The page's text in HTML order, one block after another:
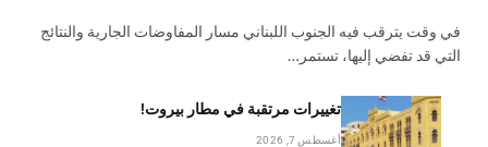
في وقت يترقب فيه الجنوب اللبناني مسار المفاوضات الجارية والنتائج
التي قد تفضي إليها، تستمر…
تغييرات مرتقبة في مطار بيروت!
أغسطس 7, 2026